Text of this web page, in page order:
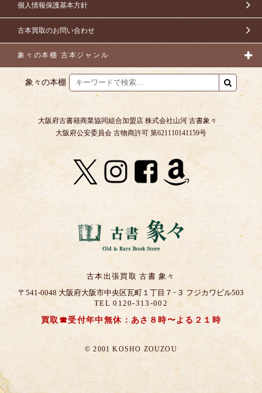
個人情報保護基本方針
古本買取のお問い合わせ
象々の本棚 古本ジャンル
象々の本棚
大阪府古書籍商業協同組合加盟店 株式会社山河 古書象々
大阪府公安委員会 古物商許可 第621110141159号
古本出張買取 古書 象々
〒541-0048 大阪府大阪市中央区瓦町１丁目７−３ フジカワビル503
TEL 0120-313-002
買取☎受付年中無休：あさ８時〜よる２１時
© 2001 KOSHO ZOUZOU